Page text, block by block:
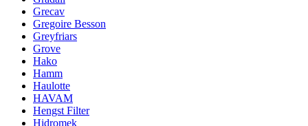
Grecav
Gregoire Besson
Greyfriars
Grove
Hako
Hamm
Haulotte
HAVAM
Hengst Filter
Hidromek